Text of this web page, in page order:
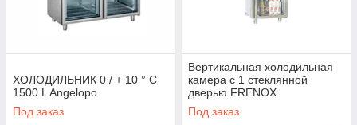
ХОЛОДИЛЬНИК 0 / + 10 ° C
1500 L Angelopo
Под заказ
Вертикальная холодильная
камера с 1 стеклянной
дверью FRENOX
Под заказ